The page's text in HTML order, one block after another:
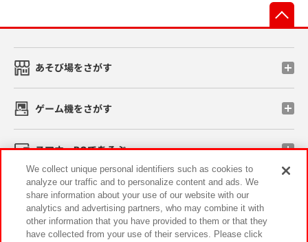
あそび場をさがす
ゲーム機をさがす
スマホ・PCであそぶ
イベント・キャンペーン
We collect unique personal identifiers such as cookies to
analyze our traffic and to personalize content and ads. We
share information about your use of our website with our
analytics and advertising partners, who may combine it with
other information that you have provided to them or that they
have collected from your use of their services. Please click